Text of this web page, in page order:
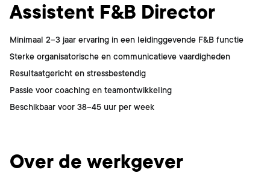
Assistent F&B Director
Minimaal 2–3 jaar ervaring in een leidinggevende F&B functie
Sterke organisatorische en communicatieve vaardigheden
Resultaatgericht en stressbestendig
Passie voor coaching en teamontwikkeling
Beschikbaar voor 38–45 uur per week
Over de werkgever